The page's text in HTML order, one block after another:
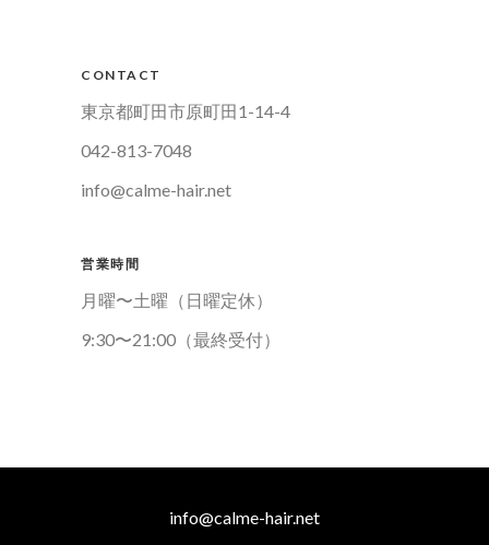
CONTACT
東京都町田市原町田1-14-4
042-813-7048
info@calme-hair.net
営業時間
月曜〜土曜（日曜定休）
9:30〜21:00（最終受付）
info@calme-hair.net